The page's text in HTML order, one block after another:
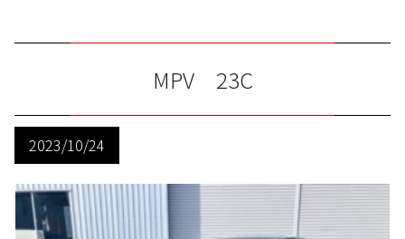
MPV 23C
2023/10/24